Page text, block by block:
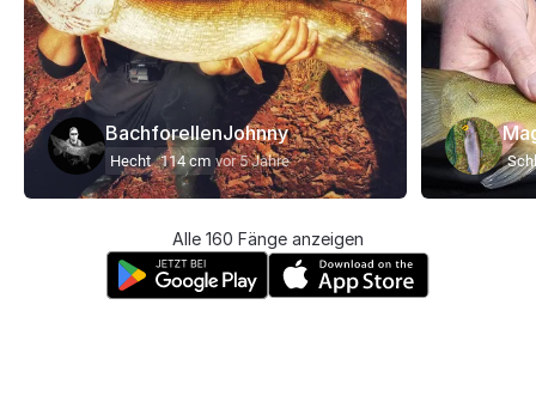
BachforellenJohnny
Hecht 114 cm vor 5 Jahre
Alle 160 Fänge anzeigen